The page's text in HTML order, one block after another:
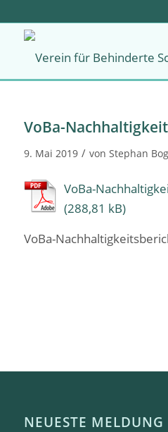
VoBa-
9. Mai 2019 / von Stephan
VoBa-
VoBa-
NEUESTE MELDUNG